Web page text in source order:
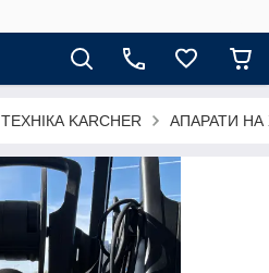
ТЕХНІКА KARCHER АПАРАТИ